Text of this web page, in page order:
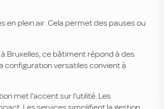
en plein air. Cela permet des pauses ou
Bruxelles, ce bâtiment répond à des
configuration versatiles convient à
met l'accent sur l'utilité. Les